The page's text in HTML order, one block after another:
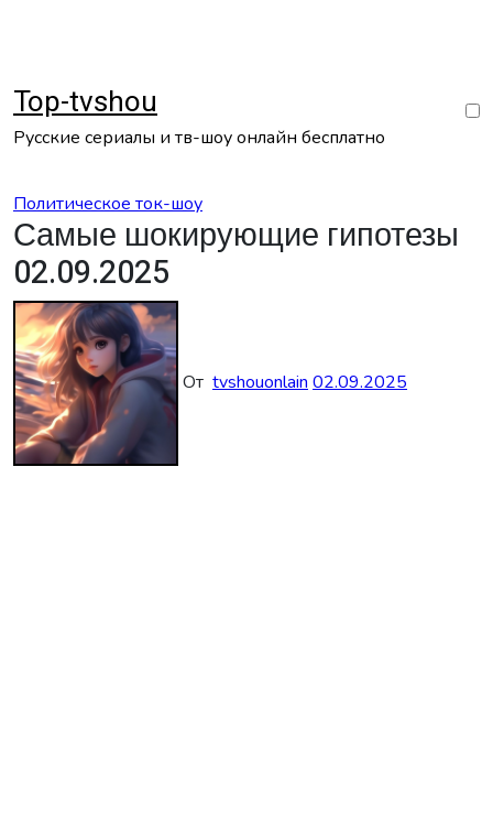
Top-tvshou
Русские сериалы и тв-шоу онлайн бесплатно
Политическое ток-шоу
Самые шокирующие гипотезы
02.09.2025
От tvshouonlain 02.09.2025